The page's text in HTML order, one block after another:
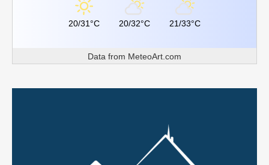
20/31°C 20/32°C 21/33°C
Data from MeteoArt.com